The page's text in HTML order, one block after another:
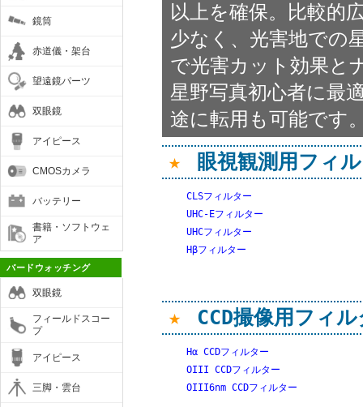
鏡筒
赤道儀・架台
望遠鏡パーツ
双眼鏡
アイピース
CMOSカメラ
バッテリー
書籍・ソフトウェ
ア
バードウォッチング
双眼鏡
フィールドスコー
プ
アイピース
三脚・雲台
以上を確保。比較的
少なく、光害地での
で光害カット効果と
星野写真初心者に最
途に転用も可能です
★ 眼視観測用フィ
CLSフィルター
UHC-Eフィルター
UHCフィルター
Hβフィルター
★ CCD撮像用フィ
Hα CCDフィルター
OIII CCDフィルター
OIII6nm CCDフィルター